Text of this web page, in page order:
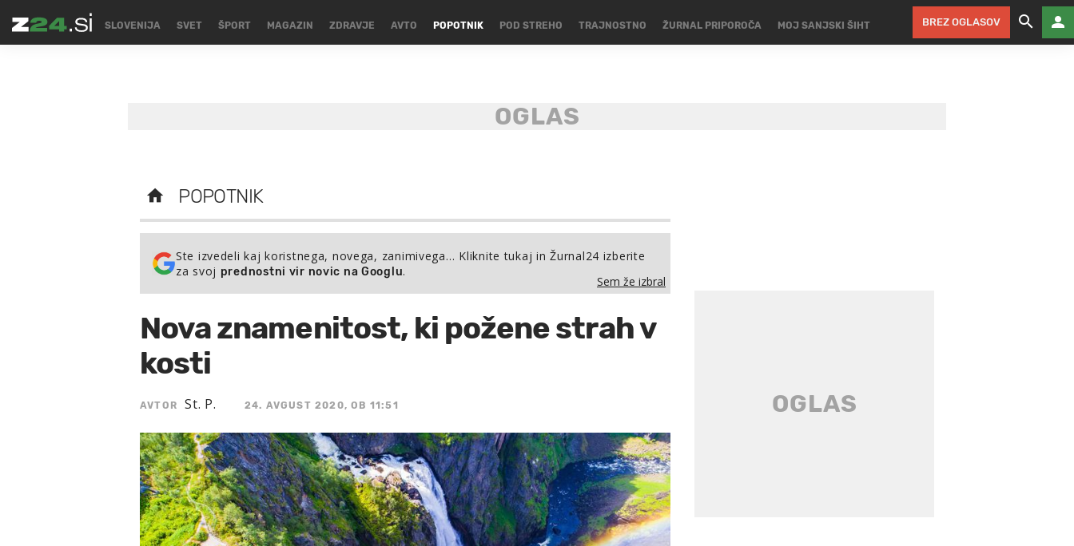
SLOVENIJA SVET ŠPORT MAGAZIN ZDRAVJE AVTO POPOTNIK POD STREHO TRAJNOSTNO ŽURNAL PRIPOROČA MOJ SANJSKI ŠIHT BREZ OGLASOV
POPOTNIK
Ste izvedeli kaj koristnega, novega, zanimivega… Kliknite tukaj in Žurnal24 izberite
za svoj prednostni vir novic na Googlu.
Sem že izbral
Nova znamenitost, ki požene strah v
kosti
AVTOR St. P. 24. AVGUST 2020, OB 11:51